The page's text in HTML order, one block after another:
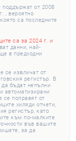
поддържат от 2008
, вероятно
са последните
са за 2024 г. и
данни, най-
в предходни
се извличат от
регистър. В
бъдат непълни
автоматизирани
се поправят от
хиляди отчети,
регистър, като
към по-малките
във вашите
за да